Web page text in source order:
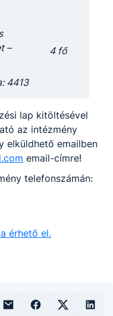
–
4413
4 fő
lap kitöltésével
az intézmény
elküldhető emailben
email-címre!
telefonszámán:
érhető el.